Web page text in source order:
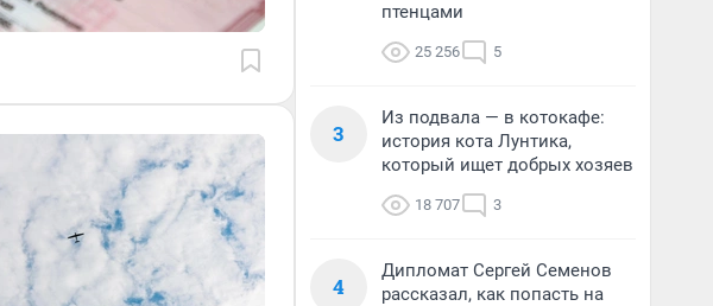
птенцами
25 256 5
3
Из подвала — в котокафе:
история кота Лунтика,
который ищет добрых хозяев
18 707 3
4
Дипломат Сергей Семенов
рассказал, как попасть на